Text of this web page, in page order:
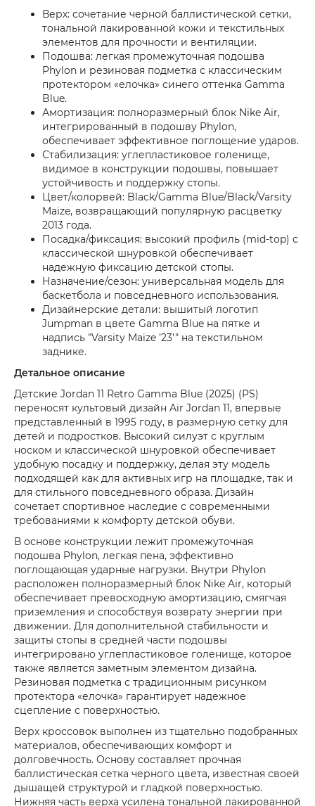
Верх: сочетание черной баллистической сетки,
тональной лакированной кожи и текстильных
элементов для прочности и вентиляции.
Подошва: легкая промежуточная подошва
Phylon и резиновая подметка с классическим
протектором «елочка» синего оттенка Gamma
Blue.
Амортизация: полноразмерный блок Nike Air,
интегрированный в подошву Phylon,
обеспечивает эффективное поглощение ударов.
Стабилизация: углепластиковое голенище,
видимое в конструкции подошвы, повышает
устойчивость и поддержку стопы.
Цвет/колорвей: Black/Gamma Blue/Black/Varsity
Maize, возвращающий популярную расцветку
2013 года.
Посадка/фиксация: высокий профиль (mid-top) с
классической шнуровкой обеспечивает
надежную фиксацию детской стопы.
Назначение/сезон: универсальная модель для
баскетбола и повседневного использования.
Дизайнерские детали: вышитый логотип
Jumpman в цвете Gamma Blue на пятке и
надпись "Varsity Maize '23'" на текстильном
заднике.
Детальное описание
Детские Jordan 11 Retro Gamma Blue (2025) (PS)
переносят культовый дизайн Air Jordan 11, впервые
представленный в 1995 году, в размерную сетку для
детей и подростков. Высокий силуэт с круглым
носком и классической шнуровкой обеспечивает
удобную посадку и поддержку, делая эту модель
подходящей как для активных игр на площадке, так и
для стильного повседневного образа. Дизайн
сочетает спортивное наследие с современными
требованиями к комфорту детской обуви.
В основе конструкции лежит промежуточная
подошва Phylon, легкая пена, эффективно
поглощающая ударные нагрузки. Внутри Phylon
расположен полноразмерный блок Nike Air, который
обеспечивает превосходную амортизацию, смягчая
приземления и способствуя возврату энергии при
движении. Для дополнительной стабильности и
защиты стопы в средней части подошвы
интегрировано углепластиковое голенище, которое
также является заметным элементом дизайна.
Резиновая подметка с традиционным рисунком
протектора «елочка» гарантирует надежное
сцепление с поверхностью.
Верх кроссовок выполнен из тщательно подобранных
материалов, обеспечивающих комфорт и
долговечность. Основу составляет прочная
баллистическая сетка черного цвета, известная своей
дышащей структурой и гладкой поверхностью.
Нижняя часть верха усилена тональной лакированной